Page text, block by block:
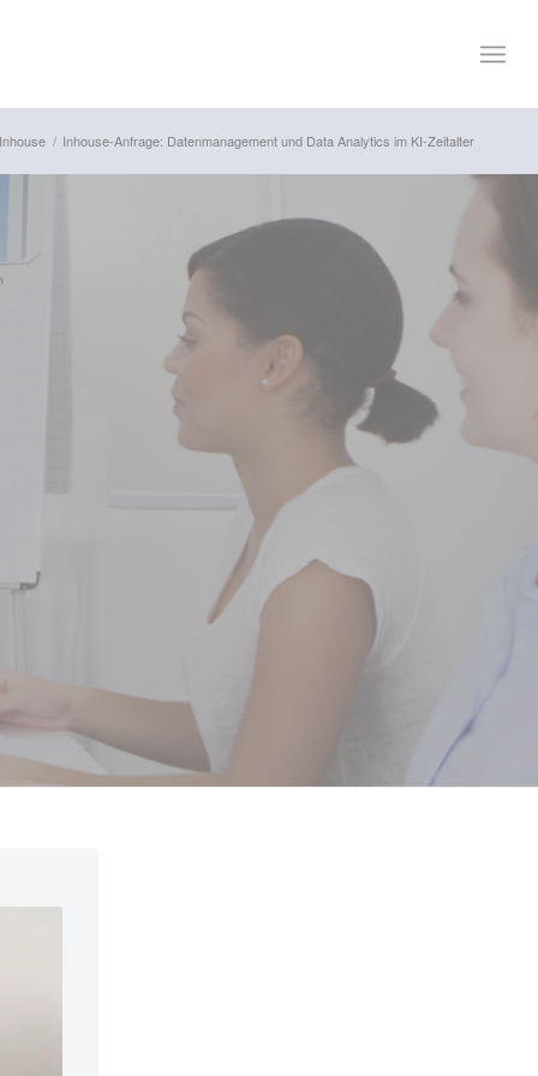
/ Inhouse-Anfrage: Datenmanagement und Data Analytics im KI-Zeitalter